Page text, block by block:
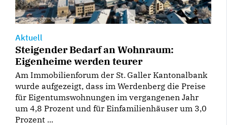
Aktuell
Steigender Bedarf an Wohnraum:
Eigenheime werden teurer
Am Immobilienforum der St. Galler Kantonalbank
wurde aufgezeigt, dass im Werdenberg die Preise
für Eigentumswohnungen im vergangenen Jahr
um 4,8 Prozent und für Einfamilienhäuser um 3,0
Prozent ...